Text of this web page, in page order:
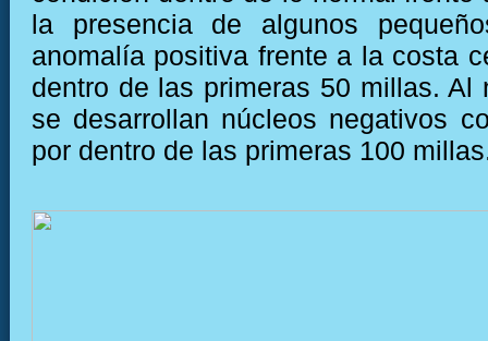
la presencia de algunos
anomalía positiva frente a la costa
dentro de las primeras 50 millas. Al
se desarrollan núcleos negativos
por dentro de las primeras 100